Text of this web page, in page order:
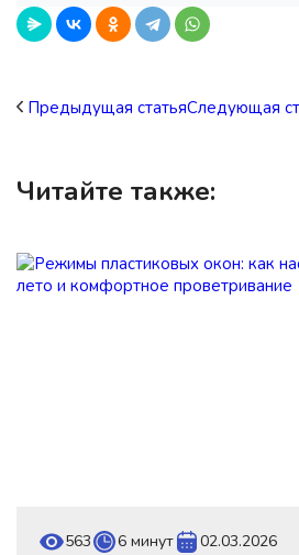
Предыдущая статьяСледующая
Читайте также:
563 6 минут 02.03.2026